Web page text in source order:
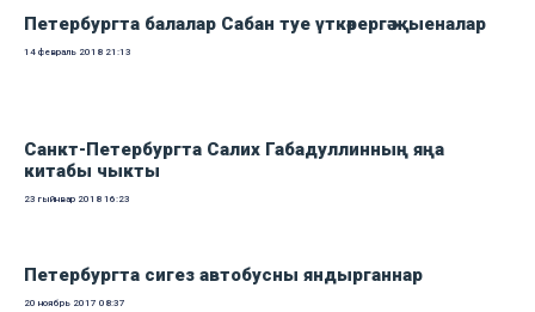
Петербургта балалар Сабан туе үткәрергә җыеналар
14 февраль 2018 21:13
Санкт-Петербургта Салих Габадуллинның яңа
китабы чыкты
23 гыйнвар 2018 16:23
Петербургта сигез автобусны яндырганнар
20 ноябрь 2017 08:37